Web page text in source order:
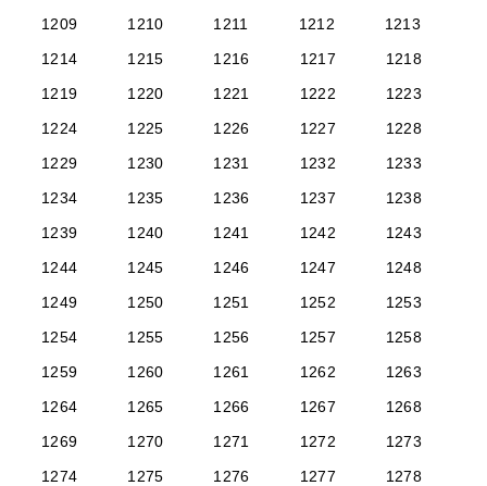
1209
1210 1211 1212
1213
1214
1215 1216 1217
1218
1219
1220 1221 1222
1223
1224
1225 1226 1227
1228
1229
1230 1231 1232
1233
1234
1235 1236 1237
1238
1239
1240 1241 1242
1243
1244
1245 1246 1247
1248
1249
1250 1251 1252
1253
1254
1255 1256 1257
1258
1259
1260 1261 1262
1263
1264
1265 1266 1267
1268
1269
1270 1271 1272
1273
1274
1275 1276 1277
1278